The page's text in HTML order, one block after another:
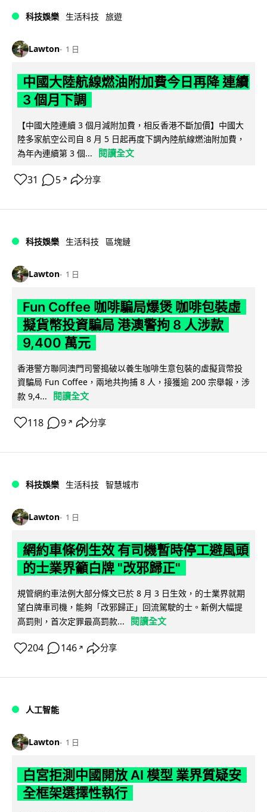
科技娛樂 生活科技 旅遊
Lawton 1 日
中國大陸航線燃油附加費今日再降 連續
3 個月下調
【中國大陸連續 3 個月減附加費，相反香港不斷加價】中國大
陸多家航空公司自 8 月 5 日起再度下調內陸航線燃油附加費，
為年內連續第 3 個...
閱讀全文
31 5 ↗ 分享
科技娛樂 生活科技 區塊鏈
Lawton 1 日
Fun Coffee 咖啡騙局爆煲 咖啡包裝虛
擬貨幣投資騙局 港澳警拘 8 人涉款
9,400 萬元
香港警方聯同澳門司警搗破以養生咖啡生意包裝的虛擬貨幣投
資騙局 Fun Coffee，兩地共拘捕 8 人，接獲逾 200 宗舉報，涉
款 9,4...
閱讀全文
118 9 ↗ 分享
科技娛樂 生活科技 智慧城市
Lawton 1 日
網約車條例生效 有司機暫時停工避風頭
的士業界籲白牌 "改邪歸正"
規管網約車法例大部分條文已於 8 月 3 日生效，的士業界就期
望白牌車司機，能夠「改邪歸正」回流駕駛的士。新例大幅提
高罰則，首次定罪最高罰款...
閱讀全文
204 146 ↗ 分享
人工智能
Lawton 1 日
白宮拒測中國開放 AI 模型 業界質疑安
全框架選擇性執行